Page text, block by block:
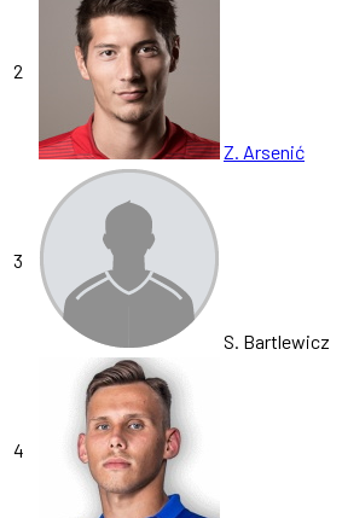
2
Z. Arsenić
3
S. Bartlewicz
4